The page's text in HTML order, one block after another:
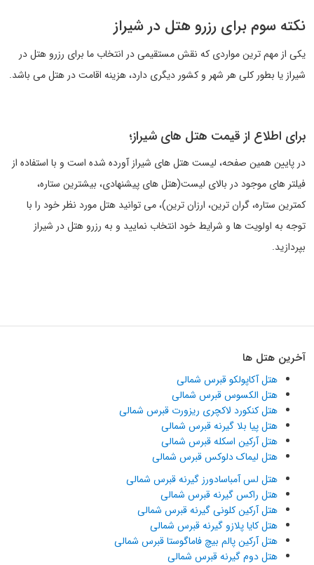
نکته سوم برای رزرو هتل در شیراز
یکی از مهم ترین مواردی که نقش مستقیمی در انتخاب ما برای رزرو هتل در
شیراز یا بطور کلی هر شهر و کشور دیگری دارد، هزینه اقامت در هتل می باشد.
برای اطلاع از قیمت هتل های شیراز؛
در پایین همین صفحه، لیست هتل های شیراز آورده شده است و با استفاده از
فیلتر های موجود در بالای لیست(هتل های پیشنهادی، بیشترین ستاره،
کمترین ستاره، گران ترین، ارزان ترین)، می توانید هتل مورد نظر خود را با
توجه به اولویت ها و شرایط خود انتخاب نمایید و به رزرو هتل در شیراز
بپردازید.
آخرین هتل ها
هتل آکاپولکو قبرس شمالی
هتل الکسوس قبرس شمالی
هتل کنکورد لاکچری ریزورت قبرس شمالی
هتل پیا بلا گیرنه قبرس شمالی
هتل آرکین اسکله قبرس شمالی
هتل لیماک دلوکس قبرس شمالی
هتل لس آمباسادورز گیرنه قبرس شمالی
هتل راکس گیرنه قبرس شمالی
هتل آرکین کلونی گیرنه قبرس شمالی
هتل کایا پلازو گیرنه قبرس شمالی
هتل آرکین پالم بیچ فاماگوستا قبرس شمالی
هتل دوم گیرنه قبرس شمالی